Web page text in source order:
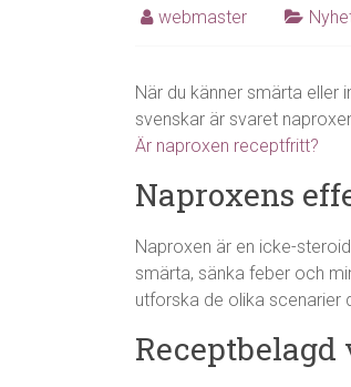
webmaster
När du känner smärta eller
svenskar är svaret
Är naproxen receptfritt?
Naproxens
Naproxen är en icke-
smärta, sänka feber och
utforska de olika scenarier